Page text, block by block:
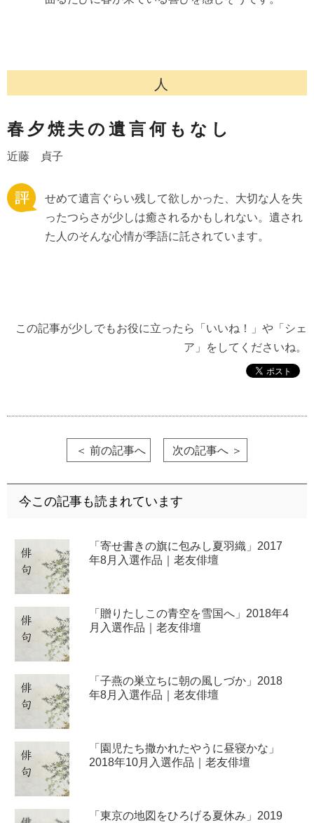
人
春夕焼夫の遺言何もなし
近藤 貞子
せめて遺言ぐらい残して欲しかった、大切な人を失
ったつらさが少しは癒されるかもしれない。遺され
た人のそんな心情が季語に託されています。
この記事が少しでもお役に立ったら「いいね！」や「シェ
ア」をしてくださいね。
＜ 前の記事へ 次の記事へ ＞
今この記事も読まれています
「寄せ書きの旗に包みし夏羽織」2017
年8月入選作品｜老友俳壇
「贈りたしこの青空を雪国へ」2018年4
月入選作品｜老友俳壇
「子燕の巣立ちに朝の風しづか」2018
年8月入選作品｜老友俳壇
「園児たち撒かれたやうに昼寝かな」
2018年10月入選作品｜老友俳壇
「東京の地図をひろげる夏休み」2019